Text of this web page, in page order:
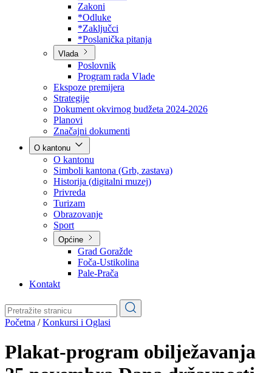
Poslovnik
Program rada Skupštine
Budžet 2026
Zakoni
*Odluke
*Zaključci
*Poslanička pitanja
Vlada
Poslovnik
Program rada Vlade
Ekspoze premijera
Strategije
Dokument okvirnog budžeta 2024-2026
Planovi
Značajni dokumenti
O kantonu
O kantonu
Simboli kantona (Grb, zastava)
Historija (digitalni muzej)
Privreda
Turizam
Obrazovanje
Općine
Pale-Prača
Kontakt
Početna/Konkursi i Oglasi